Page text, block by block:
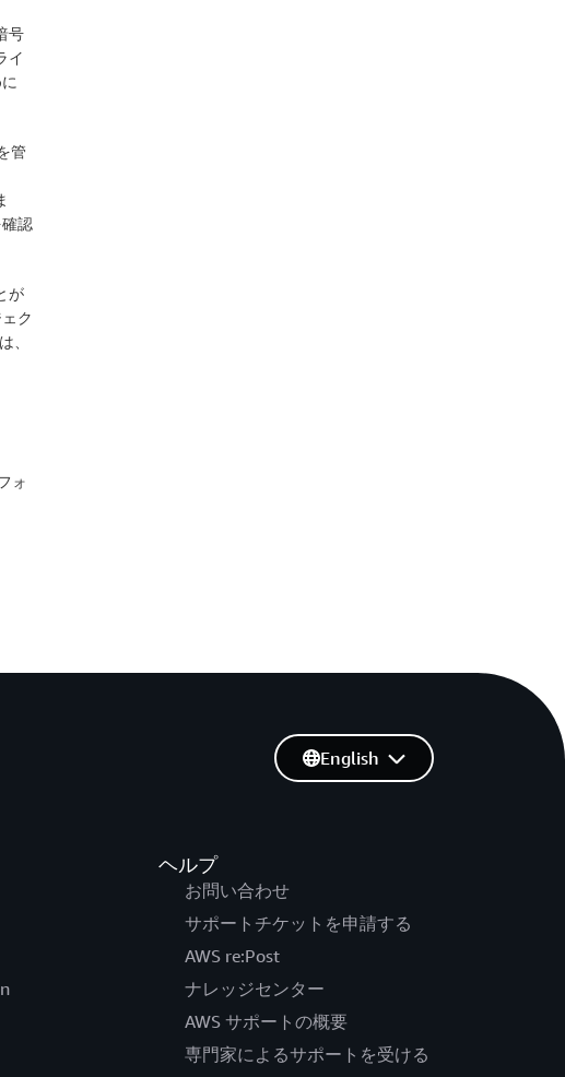
号
イ
管
認
が
ク
、
ォ
ヘルプ
お問い合わせ
サポートチケットを申請する
AWS re:Post
ナレッジセンター
AWS サポートの概要
専門家によるサポートを受ける
English